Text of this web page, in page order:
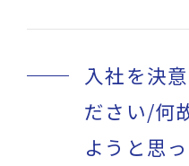
入社を決
ださい/何
ようと思